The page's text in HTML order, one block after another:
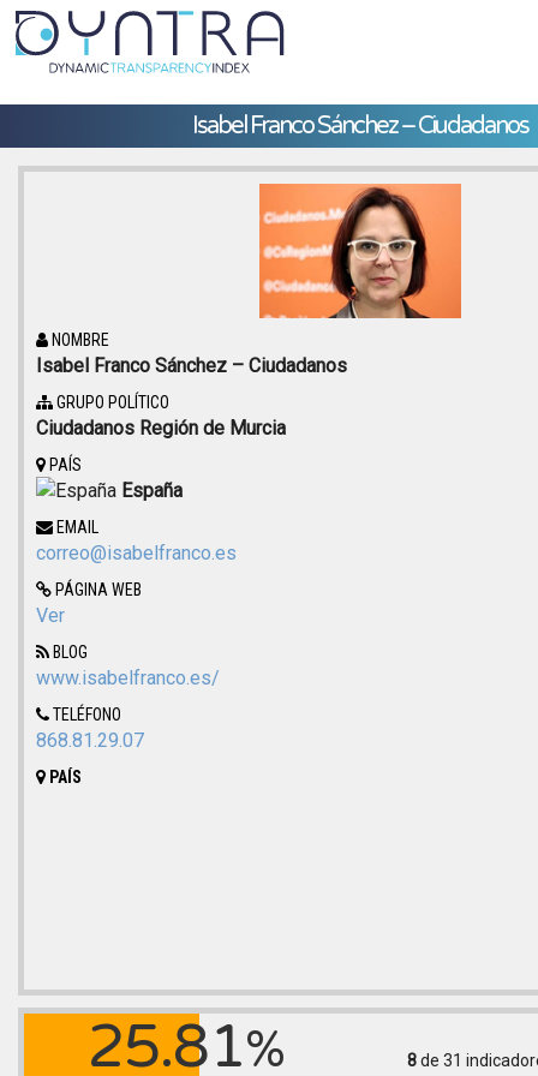
Isabel Franco Sánchez – Ciudadanos
NOMBRE
Isabel Franco Sánchez – Ciudadanos
GRUPO POLÍTICO
Ciudadanos Región de Murcia
PAÍS
España
EMAIL
correo@isabelfranco.es
PÁGINA WEB
Ver
BLOG
www.isabelfranco.es/
TELÉFONO
868.81.29.07
PAÍS
25.81% 8de 31